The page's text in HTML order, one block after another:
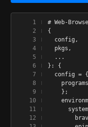
# Web-
{
  config,
  pkgs,
  ...
}: {
  config = {
    };